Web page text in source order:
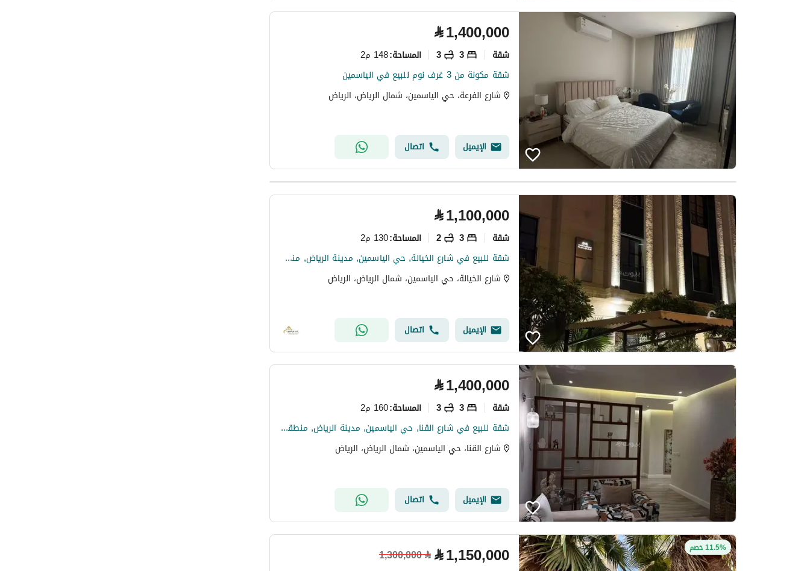
⃁1,400,000
شقة 3
3 المساحة:148 م2
شقة مكونة من 3 غرف نوم للبيع في الياسمين
شارع الفرعة، حي الياسمين، شمال الرياض، الرياض
الإيميل اتصال
⃁1,100,000
شقة 3
2 المساحة:130 م2
شقة للبيع في شارع الخيالة, حي الياسمين, مدينة الرياض, منطقة الرياض
شارع الخيالة، حي الياسمين، شمال الرياض، الرياض
الإيميل اتصال
⃁1,400,000
شقة 3
3 المساحة:160 م2
شقة للبيع في شارع القنا, حي الياسمين, مدينة الرياض, منطقة الرياض
شارع القنا، حي الياسمين، شمال الرياض، الرياض
الإيميل اتصال
11.5% خصم ⃁1,150,000
⃁
1,300,000